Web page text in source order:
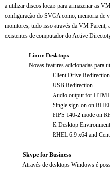
a utilizar discos locais para armazenar as
configuração do SVGA como, memoria de
monitores, tudo isso através da VM Parent,
existentes de computador do Active
Linux Desktops
Novas features adicionadas para
Client Drive
USB Redirection
Audio output for
Single sign-on on
FIPS 140-2 mode on
K Desktop
RHEL 6.9 x64 and
Skype for Business
Através de desktops Windows é